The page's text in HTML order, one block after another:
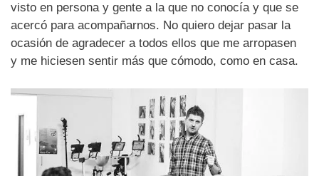
visto en persona y gente a la que no conocía y que se
acercó para acompañarnos. No quiero dejar pasar la
ocasión de agradecer a todos ellos que me arropasen
y me hiciesen sentir más que cómodo, como en casa.